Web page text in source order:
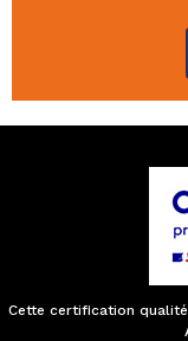
Cette certification